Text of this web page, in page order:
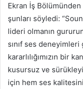
Ekran İş Bölümünden
şunları söyledi:
lideri olmanın
sınıf ses
kararlılığımızın bir
kusursuz ve
için hem ses